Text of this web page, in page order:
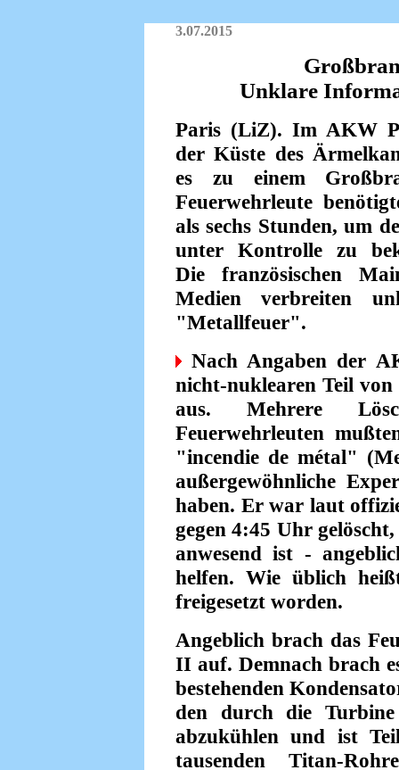
3.07.2015
Unklare
Paris (LiZ). Im AKW
der Küste des
es zu einem
Feuerwehrleute
als sechs Stunden, um
unter Kontrolle zu
Die französischen
Medien verbreiten
"Metallfeuer".
Nach Angaben der
nicht-nuklearen Teil
aus. Mehrere
Feuerwehrleuten
"incendie de métal"
außergewöhnliche
haben. Er war laut
gegen 4:45 Uhr
anwesend ist -
helfen. Wie üblich
freigesetzt worden.
Angeblich brach das
II auf. Demnach brach
bestehenden
den durch die Turbine
abzukühlen und ist
tausenden Titan-